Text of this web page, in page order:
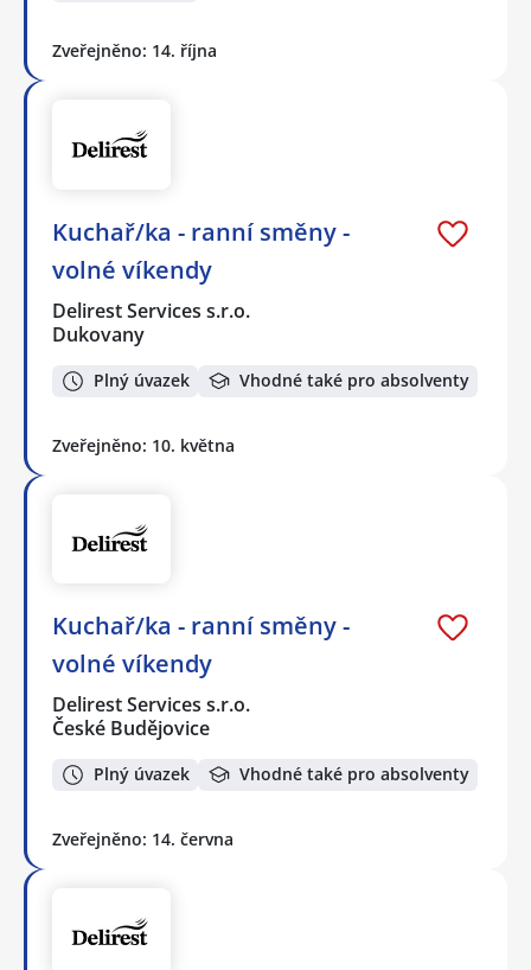
Zveřejněno: 14. října
Kuchař/ka - ranní směny -
volné víkendy
Delirest Services s.r.o.
Dukovany
Plný úvazek Vhodné také pro absolventy
Zveřejněno: 10. května
Kuchař/ka - ranní směny -
volné víkendy
Delirest Services s.r.o.
České Budějovice
Plný úvazek Vhodné také pro absolventy
Zveřejněno: 14. června